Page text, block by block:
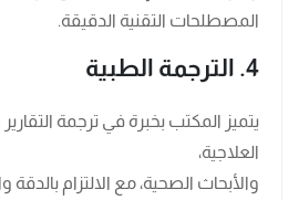
المصطلحات التقنية الدقيقة.
4. الترجمة الطبية
يتميز المكتب بخبرة في ترجمة
العلاجية،
والأبحاث الصحية، مع الالتزام